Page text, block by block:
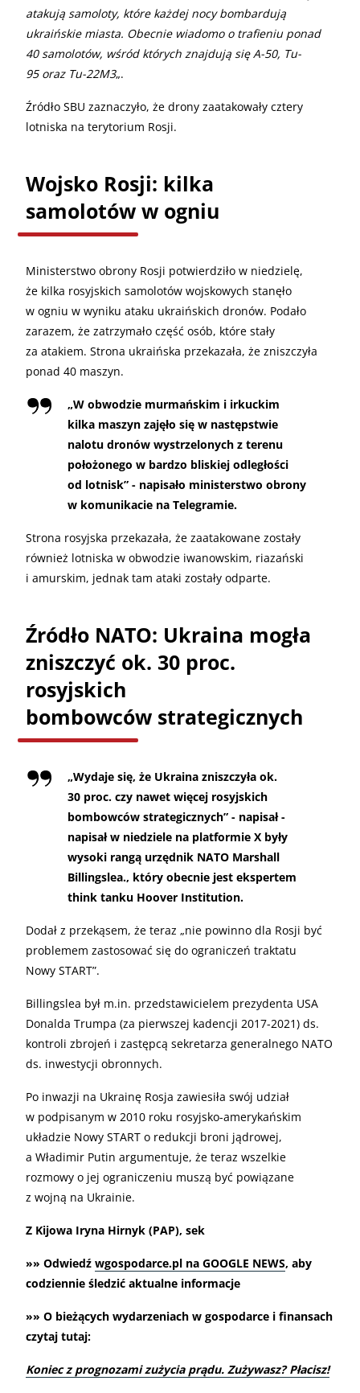
atakują samoloty, które każdej nocy bombardują
ukraińskie miasta. Obecnie wiadomo o trafieniu ponad
40 samolotów, wśród których znajdują się A-50, Tu-
95 oraz Tu-22M3„.
Źródło SBU zaznaczyło, że drony zaatakowały cztery
lotniska na terytorium Rosji.
Wojsko Rosji: kilka
samolotów w ogniu
Ministerstwo obrony Rosji potwierdziło w niedzielę,
że kilka rosyjskich samolotów wojskowych stanęło
w ogniu w wyniku ataku ukraińskich dronów. Podało
zarazem, że zatrzymało część osób, które stały
za atakiem. Strona ukraińska przekazała, że zniszczyła
ponad 40 maszyn.
„W obwodzie murmańskim i irkuckim
kilka maszyn zajęło się w następstwie
nalotu dronów wystrzelonych z terenu
położonego w bardzo bliskiej odległości
od lotnisk” - napisało ministerstwo obrony
w komunikacie na Telegramie.
Strona rosyjska przekazała, że zaatakowane zostały
również lotniska w obwodzie iwanowskim, riazański
i amurskim, jednak tam ataki zostały odparte.
Źródło NATO: Ukraina mogła
zniszczyć ok. 30 proc.
rosyjskich
bombowców strategicznych
„Wydaje się, że Ukraina zniszczyła ok.
30 proc. czy nawet więcej rosyjskich
bombowców strategicznych” - napisał -
napisał w niedziele na platformie X były
wysoki rangą urzędnik NATO Marshall
Billingslea., który obecnie jest ekspertem
think tanku Hoover Institution.
Dodał z przekąsem, że teraz „nie powinno dla Rosji być
problemem zastosować się do ograniczeń traktatu
Nowy START”.
Billingslea był m.in. przedstawicielem prezydenta USA
Donalda Trumpa (za pierwszej kadencji 2017-2021) ds.
kontroli zbrojeń i zastępcą sekretarza generalnego NATO
ds. inwestycji obronnych.
Po inwazji na Ukrainę Rosja zawiesiła swój udział
w podpisanym w 2010 roku rosyjsko-amerykańskim
układzie Nowy START o redukcji broni jądrowej,
a Władimir Putin argumentuje, że teraz wszelkie
rozmowy o jej ograniczeniu muszą być powiązane
z wojną na Ukrainie.
Z Kijowa Iryna Hirnyk (PAP), sek
»» Odwiedź wgospodarce.pl na GOOGLE NEWS, aby
codziennie śledzić aktualne informacje
»» O bieżących wydarzeniach w gospodarce i finansach
czytaj tutaj:
Koniec z prognozami zużycia prądu. Zużywasz? Płacisz!